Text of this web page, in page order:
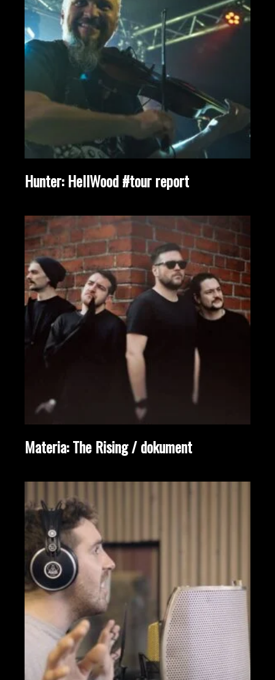
Hunter: HellWood #tour report
Materia: The Rising / dokument